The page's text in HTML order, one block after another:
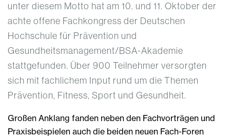
unter diesem Motto hat am 10. und 11. Oktober der
achte offene Fachkongress der Deutschen
Hochschule für Prävention und
Gesundheitsmanagement/BSA-Akademie
stattgefunden. Über 900 Teilnehmer versorgten
sich mit fachlichem Input rund um die Themen
Prävention, Fitness, Sport und Gesundheit.
Großen Anklang fanden neben den Fachvorträgen und
Praxisbeispielen auch die beiden neuen Fach-Foren